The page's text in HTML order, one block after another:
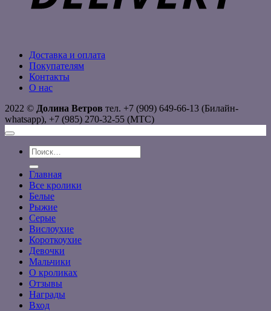
Доставка и оплата
Покупателям
Контакты
О нас
2022 © Долина Ветров тел. +7 (909) 649-66-13 (Билайн-
whatsapp), +7 (985) 270-32-55 (МТС)
Искать:
Главная
Все кролики
Белые
Рыжие
Серые
Вислоухие
Короткоухие
Девочки
Мальчики
О кроликах
Отзывы
Награды
Вход